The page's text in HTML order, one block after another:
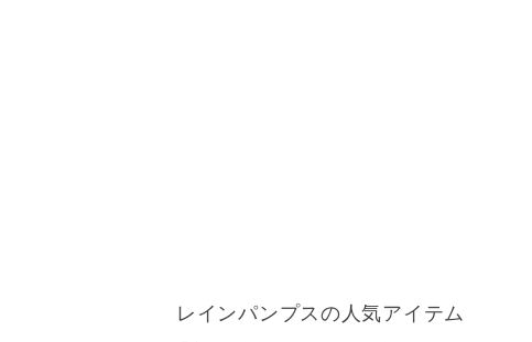
レインパンプスの人気アイテム